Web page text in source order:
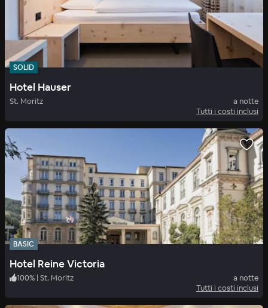
SOLID
Hotel Hauser
St. Moritz
a notte
Tutti i costi inclusi
BASIC
Hotel Reine Victoria
100% | St. Moritz
a notte
Tutti i costi inclusi